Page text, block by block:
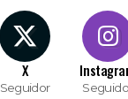
X
Seguidor